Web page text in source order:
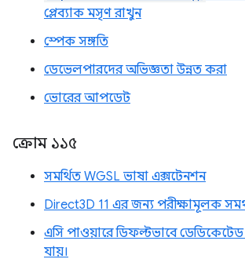
প্লেব্যাক মসৃণ রাখুন
স্পেক সঙ্গতি
ডেভেলপারদের অভিজ্ঞতা উন্নত করা
ভোরের আপডেট
ক্রোম ১১৫
সমর্থিত WGSL ভাষা এক্সটেনশন
Direct3D 11 এর জন্য পরীক্ষামূলক
এসি পাওয়ারে ডিফল্টভাবে
যায়।